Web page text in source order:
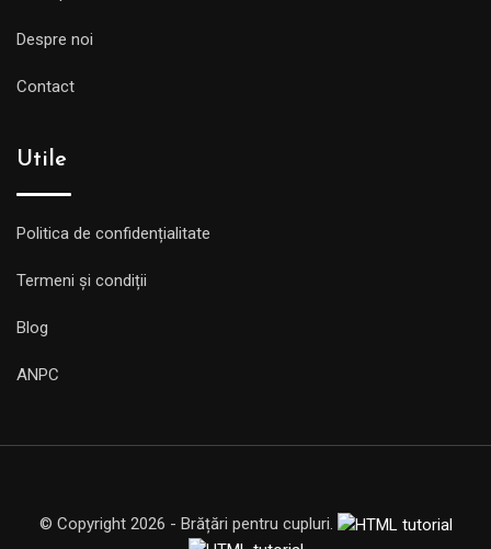
Despre noi
Contact
Utile
Politica de confidențialitate
Termeni și condiții
Blog
ANPC
© Copyright 2026 - Brățări pentru cupluri.